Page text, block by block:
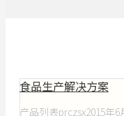
食品生产解决方案
产品列表prczsx2015年6